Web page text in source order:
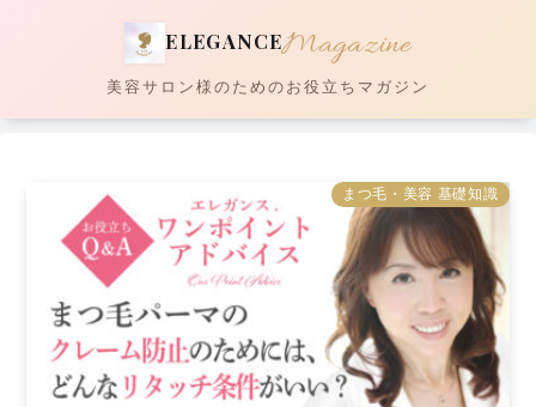
ELEGANCEMagazine
美容サロン様のためのお役立ちマガジン
まつ毛・美容 基礎知識